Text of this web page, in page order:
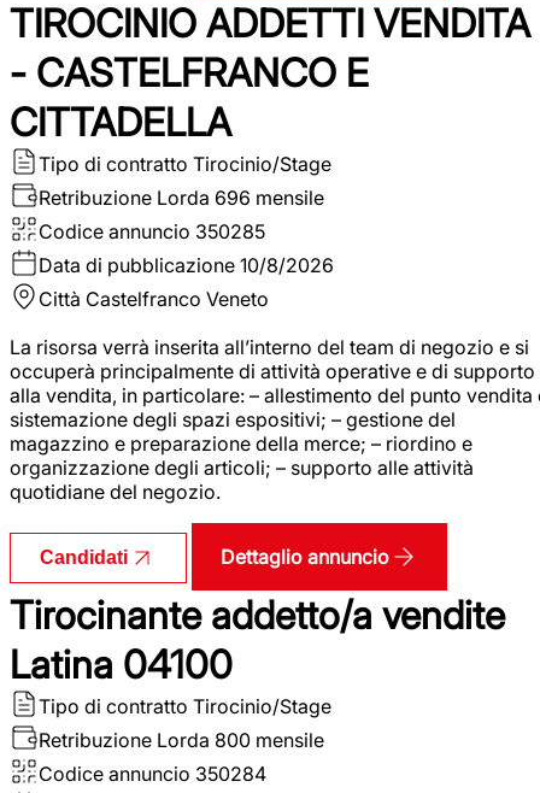
TIROCINIO ADDETTI VENDITA
- CASTELFRANCO E
CITTADELLA
Tipo di contratto Tirocinio/Stage
Retribuzione Lorda 696 mensile
Codice annuncio 350285
Data di pubblicazione 10/8/2026
Città Castelfranco Veneto
La risorsa verrà inserita all’interno del team di negozio e si
occuperà principalmente di attività operative e di supporto
alla vendita, in particolare: – allestimento del punto vendita
sistemazione degli spazi espositivi; – gestione del
magazzino e preparazione della merce; – riordino e
organizzazione degli articoli; – supporto alle attività
quotidiane del negozio.
Candidati Dettaglio annuncio
Tirocinante addetto/a vendite
Latina 04100
Tipo di contratto Tirocinio/Stage
Retribuzione Lorda 800 mensile
Codice annuncio 350284